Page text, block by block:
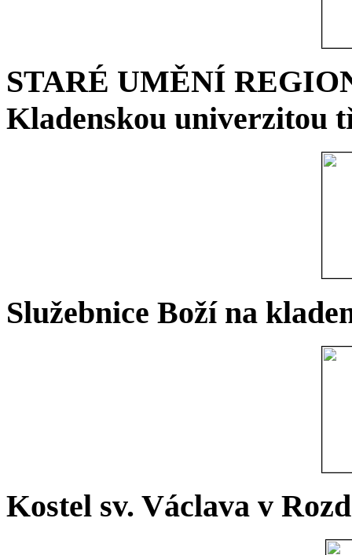
STARÉ UMĚNÍ
Kladenskou univerzitou
Služebnice Boží na
Kostel sv. Václava v